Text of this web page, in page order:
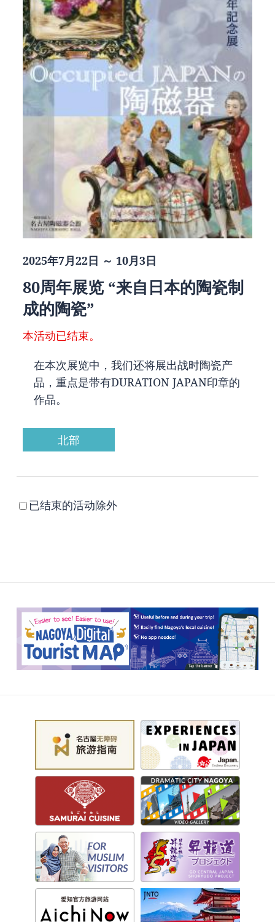
2025年7月22日 ～ 10月3日
80周年展览 “来自日本的陶瓷制
成的陶瓷”
本活动已结束。
在本次展览中，我们还将展出战时陶瓷产
品，重点是带有DURATION JAPAN印章的
作品。
北部
已结束的活动除外